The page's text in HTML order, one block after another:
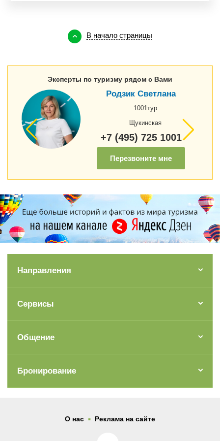
В начало страницы
Эксперты по туризму рядом с Вами
Родзик Светлана
1001тур
Щукинская
+7 (495) 725 1001
Перезвоните мне
Направления
Сервисы
Общение
Бронирование
О нас . Реклама на сайте